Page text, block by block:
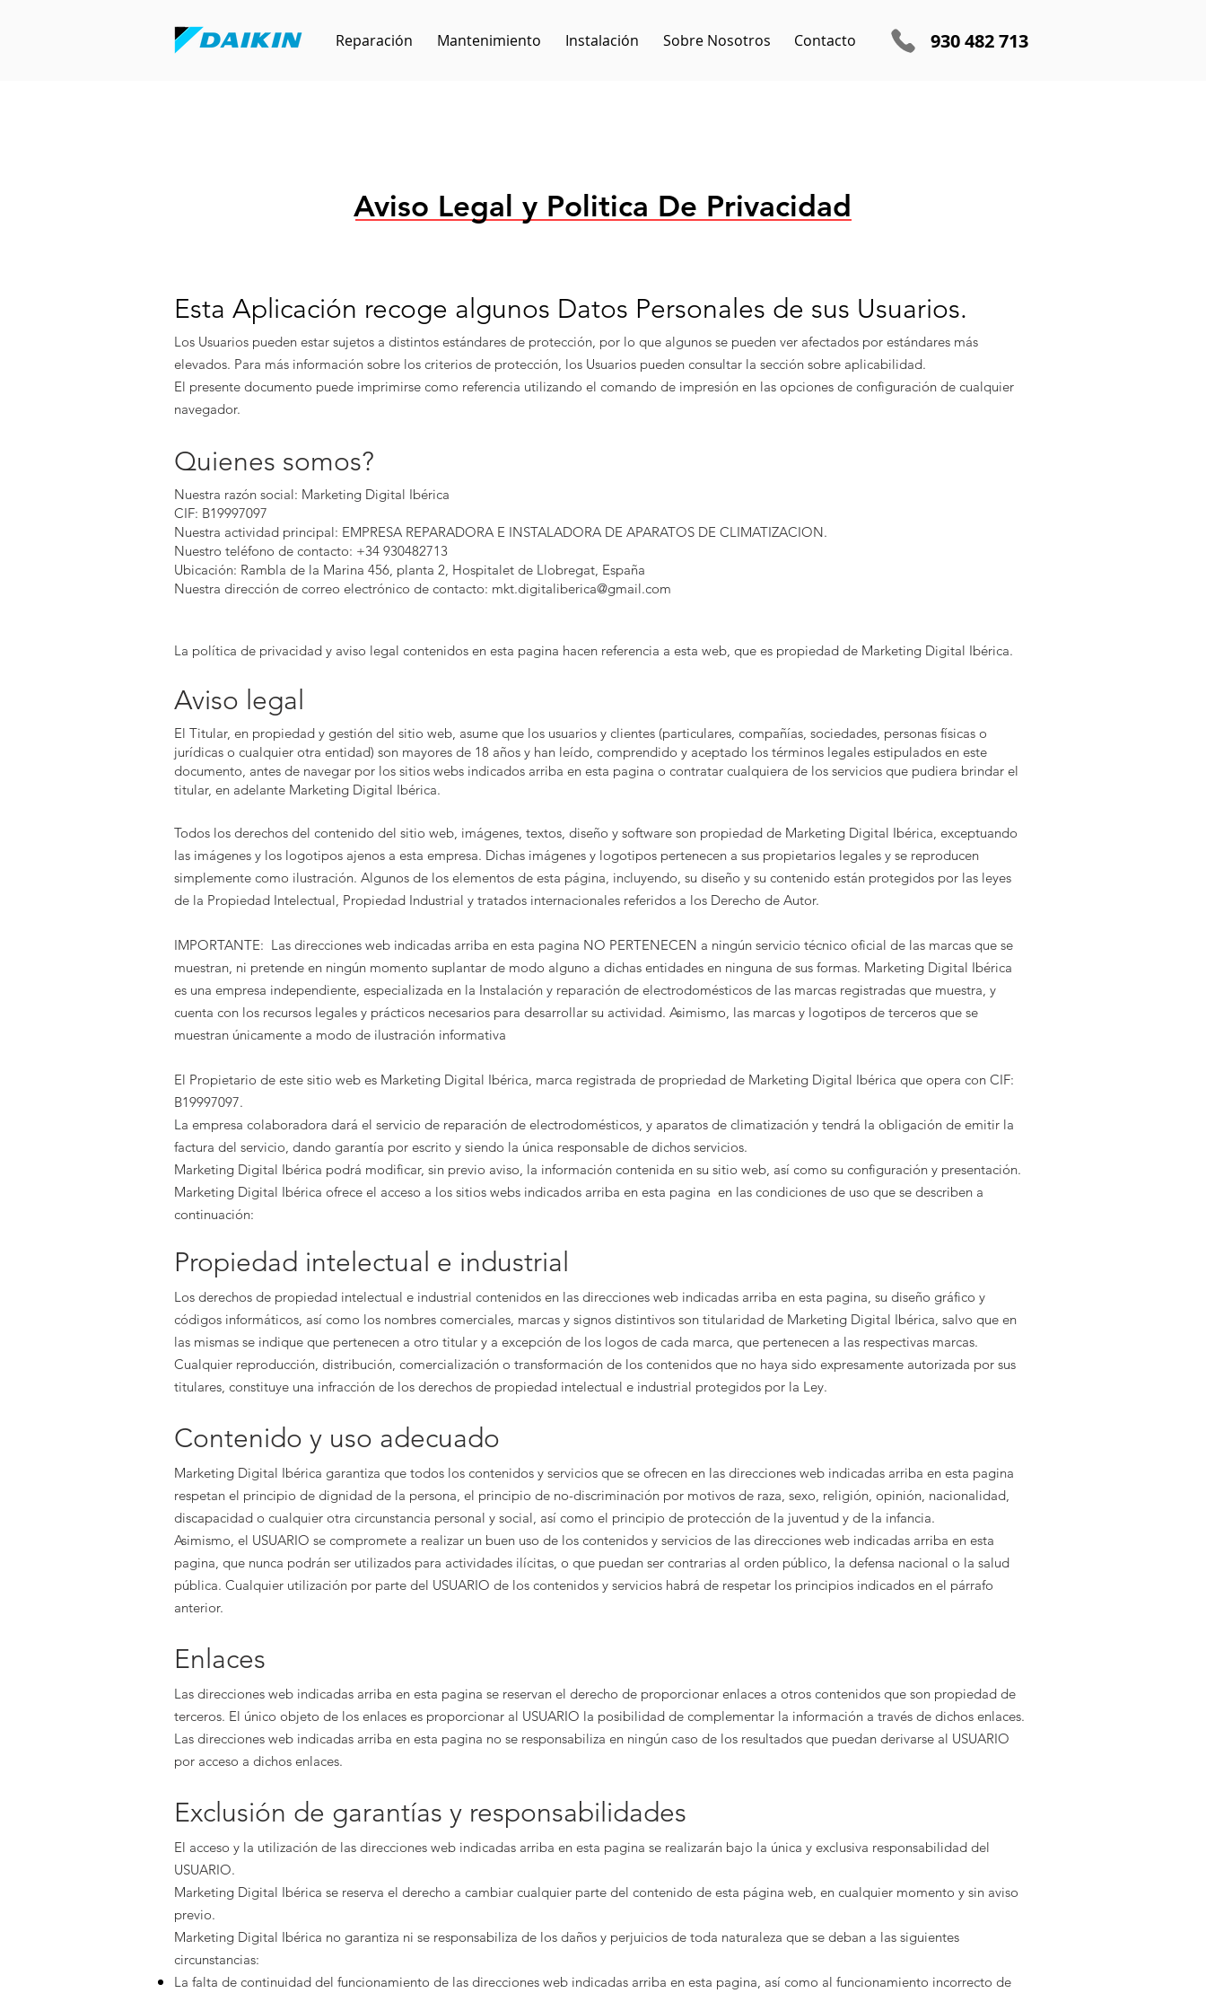
Reparación Mantenimiento Instalación Sobre Nosotros Contacto 930 482 713
Aviso Legal y Politica De Privacidad
Esta Aplicación recoge algunos Datos Personales de sus Usuarios.
Los Usuarios pueden estar sujetos a distintos estándares de protección, por lo que algunos se pueden ver afectados por estándares más
elevados. Para más información sobre los criterios de protección, los Usuarios pueden consultar la sección sobre aplicabilidad.
El presente documento puede imprimirse como referencia utilizando el comando de impresión en las opciones de configuración de cualquier
navegador.
Quienes somos?
Nuestra razón social: Marketing Digital Ibérica
CIF: B19997097
Nuestra actividad principal: EMPRESA REPARADORA E INSTALADORA DE APARATOS DE CLIMATIZACION.
Nuestro teléfono de contacto: +34 930482713
Ubicación: Rambla de la Marina 456, planta 2, Hospitalet de Llobregat, España
Nuestra dirección de correo electrónico de contacto: mkt.digitaliberica@gmail.com
La política de privacidad y aviso legal contenidos en esta pagina hacen referencia a esta web, que es propiedad de Marketing Digital Ibérica.
Aviso legal
El Titular, en propiedad y gestión del sitio web, asume que los usuarios y clientes (particulares, compañías, sociedades, personas físicas o
jurídicas o cualquier otra entidad) son mayores de 18 años y han leído, comprendido y aceptado los términos legales estipulados en este
documento, antes de navegar por los sitios webs indicados arriba en esta pagina o contratar cualquiera de los servicios que pudiera brindar el
titular, en adelante Marketing Digital Ibérica.
Todos los derechos del contenido del sitio web, imágenes, textos, diseño y software son propiedad de Marketing Digital Ibérica, exceptuando
las imágenes y los logotipos ajenos a esta empresa. Dichas imágenes y logotipos pertenecen a sus propietarios legales y se reproducen
simplemente como ilustración. Algunos de los elementos de esta página, incluyendo, su diseño y su contenido están protegidos por las leyes
de la Propiedad Intelectual, Propiedad Industrial y tratados internacionales referidos a los Derecho de Autor.
IMPORTANTE: Las direcciones web indicadas arriba en esta pagina NO PERTENECEN a ningún servicio técnico oficial de las marcas que se
muestran, ni pretende en ningún momento suplantar de modo alguno a dichas entidades en ninguna de sus formas. Marketing Digital Ibérica
es una empresa independiente, especializada en la Instalación y reparación de electrodomésticos de las marcas registradas que muestra, y
cuenta con los recursos legales y prácticos necesarios para desarrollar su actividad. Asimismo, las marcas y logotipos de terceros que se
muestran únicamente a modo de ilustración informativa
El Propietario de este sitio web es Marketing Digital Ibérica, marca registrada de propriedad de Marketing Digital Ibérica que opera con CIF:
B19997097.
La empresa colaboradora dará el servicio de reparación de electrodomésticos, y aparatos de climatización y tendrá la obligación de emitir la
factura del servicio, dando garantía por escrito y siendo la única responsable de dichos servicios.
Marketing Digital Ibérica podrá modificar, sin previo aviso, la información contenida en su sitio web, así como su configuración y presentación.
Marketing Digital Ibérica ofrece el acceso a los sitios webs indicados arriba en esta pagina en las condiciones de uso que se describen a
continuación:
Propiedad intelectual e industrial
Los derechos de propiedad intelectual e industrial contenidos en las direcciones web indicadas arriba en esta pagina, su diseño gráfico y
códigos informáticos, así como los nombres comerciales, marcas y signos distintivos son titularidad de Marketing Digital Ibérica, salvo que en
las mismas se indique que pertenecen a otro titular y a excepción de los logos de cada marca, que pertenecen a las respectivas marcas.
Cualquier reproducción, distribución, comercialización o transformación de los contenidos que no haya sido expresamente autorizada por sus
titulares, constituye una infracción de los derechos de propiedad intelectual e industrial protegidos por la Ley.
Contenido y uso adecuado
Marketing Digital Ibérica garantiza que todos los contenidos y servicios que se ofrecen en las direcciones web indicadas arriba en esta pagina
respetan el principio de dignidad de la persona, el principio de no-discriminación por motivos de raza, sexo, religión, opinión, nacionalidad,
discapacidad o cualquier otra circunstancia personal y social, así como el principio de protección de la juventud y de la infancia.
Asimismo, el USUARIO se compromete a realizar un buen uso de los contenidos y servicios de las direcciones web indicadas arriba en esta
pagina, que nunca podrán ser utilizados para actividades ilícitas, o que puedan ser contrarias al orden público, la defensa nacional o la salud
pública. Cualquier utilización por parte del USUARIO de los contenidos y servicios habrá de respetar los principios indicados en el párrafo
anterior.
Enlaces
Las direcciones web indicadas arriba en esta pagina se reservan el derecho de proporcionar enlaces a otros contenidos que son propiedad de
terceros. El único objeto de los enlaces es proporcionar al USUARIO la posibilidad de complementar la información a través de dichos enlaces.
Las direcciones web indicadas arriba en esta pagina no se responsabiliza en ningún caso de los resultados que puedan derivarse al USUARIO
por acceso a dichos enlaces.
Exclusión de garantías y responsabilidades
El acceso y la utilización de las direcciones web indicadas arriba en esta pagina se realizarán bajo la única y exclusiva responsabilidad del
USUARIO.
Marketing Digital Ibérica se reserva el derecho a cambiar cualquier parte del contenido de esta página web, en cualquier momento y sin aviso
previo.
Marketing Digital Ibérica no garantiza ni se responsabiliza de los daños y perjuicios de toda naturaleza que se deban a las siguientes
circunstancias:
La falta de continuidad del funcionamiento de las direcciones web indicadas arriba en esta pagina, así como al funcionamiento incorrecto de